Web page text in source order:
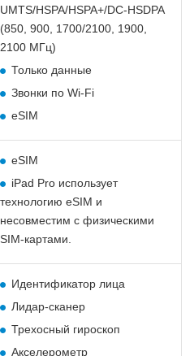
UMTS/HSPA/HSPA+/DC‑HSDPA
(850, 900, 1700/2100, 1900,
2100 МГц)
Только данные
Звонки по Wi-Fi
eSIM
eSIM
iPad Pro использует
технологию eSIM и
несовместим с физическими
SIM-картами.
Идентификатор лица
Лидар-сканер
Трехосный гироскоп
Акселерометр